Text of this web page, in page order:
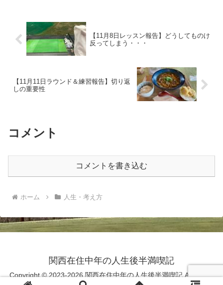
【11月8日レッスン報告】どうしてものけ
反ってしまう・・・
【11月11日ラウンド＆練習報告】切り返
しの重要性
コメント
コメントを書き込む
ホーム 人生・考え方
関西在住中年の人生後半満喫記
Copyright © 2023-2026 関西在住中年の人生後半満喫記 All Rights